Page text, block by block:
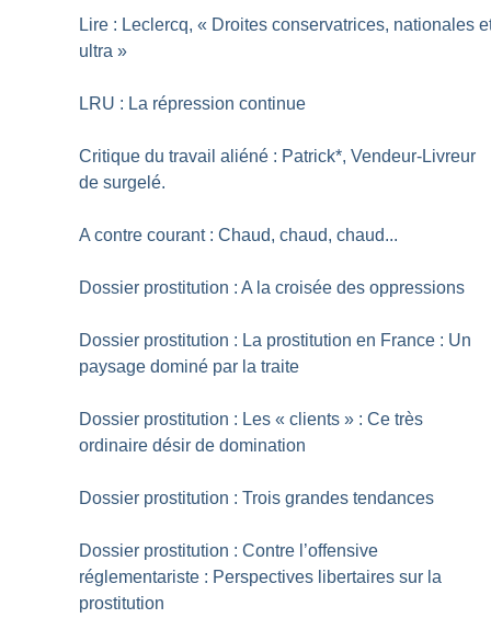
Lire : Leclercq, « Droites conservatrices, nationales
ultra »
LRU : La répression continue
Critique du travail aliéné : Patrick*, Vendeur-Livreur
de surgelé.
A contre courant : Chaud, chaud, chaud...
Dossier prostitution : A la croisée des oppressions
Dossier prostitution : La prostitution en France : Un
paysage dominé par la traite
Dossier prostitution : Les « clients » : Ce très
ordinaire désir de domination
Dossier prostitution : Trois grandes tendances
Dossier prostitution : Contre l’offensive
réglementariste : Perspectives libertaires sur la
prostitution